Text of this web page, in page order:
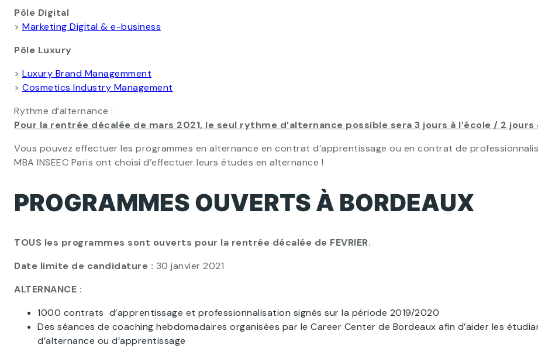
Pôle Digital
> Marketing Digital & e-business
Pôle Luxury
> Luxury Brand Managemment
> Cosmetics Industry Management
Rythme d’alternance :
Pour la rentrée décalée de mars 2021, le seul rythme d’alternance possible sera 3 jours à l’école / 2
Vous pouvez effectuer les programmes en alternance en contrat d’apprentissage ou en contrat de
MBA INSEEC Paris ont choisi d’effectuer leurs études en alternance !
PROGRAMMES OUVERTS À BORDEAUX
TOUS les programmes sont ouverts pour la rentrée décalée de FEVRIER.
Date limite de candidature : 30 janvier 2021
ALTERNANCE :
1000 contrats d’apprentissage et professionnalisation signés sur la période 2019/2020
Des séances de coaching hebdomadaires organisées par le Career Center de Bordeaux afin d’aider les
d’alternance ou d’apprentissage